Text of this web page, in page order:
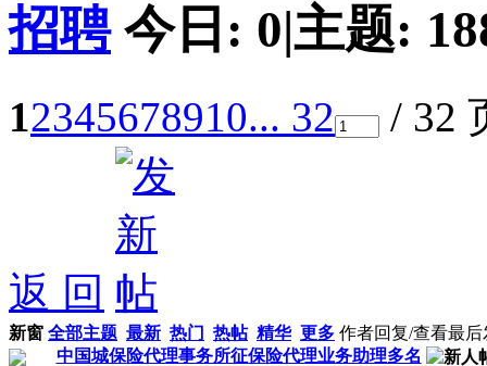
招聘 今日: 0|主题:
12345678910... 32 / 32
返 回
新窗 全部主题 最新 热门 热帖 精华 更多 作者回复/查看最后
中国城保险代理事务所征保险代理业务助理多名